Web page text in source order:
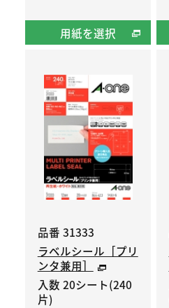
用紙を選択
品番 31333
ラベルシール［プリ
ンタ兼用］
入数 20シート(240
片)